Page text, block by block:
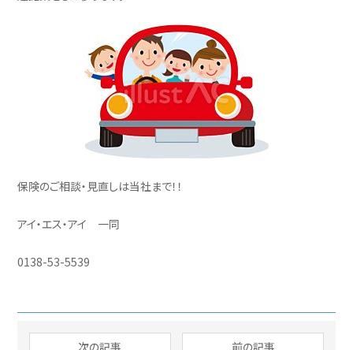
保険のご相談・見直しは当社まで！！
アイ・エス・アイ 一同
0138-53-5539